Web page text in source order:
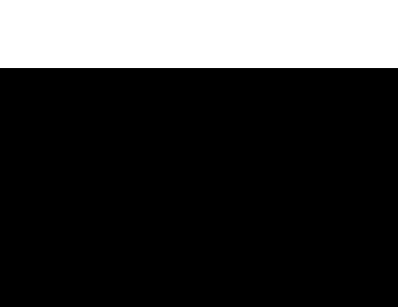
純錫花器系列